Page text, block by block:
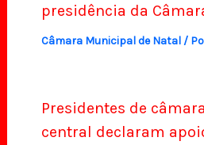
presidência da
Câmara Municipal de Natal/
Presidentes de
central declaram